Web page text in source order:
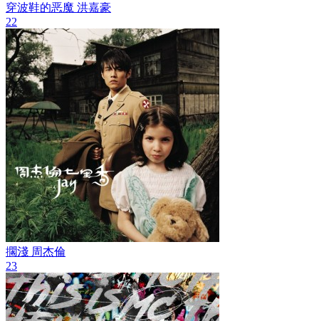
穿波鞋的恶魔 洪嘉豪
22
擱淺 周杰倫
23